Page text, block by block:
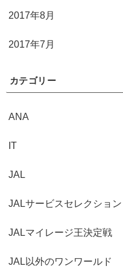
2017年8月
2017年7月
カテゴリー
ANA
IT
JAL
JALサービスセレクション
JALマイレージ王決定戦
JAL以外のワンワールド